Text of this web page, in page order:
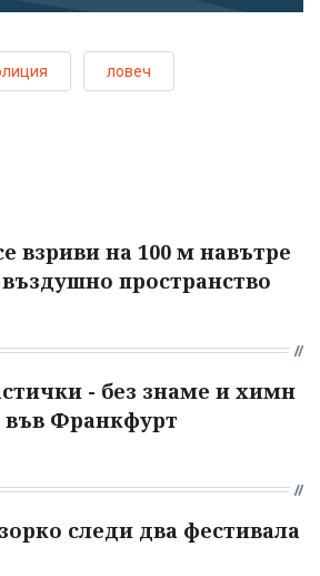
ловеч
взриви на 100 м навътре
пространство
- без знаме и химн
във Франкфурт
следи два фестивала